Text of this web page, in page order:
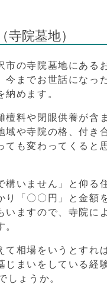
寺院墓地）
市の寺院墓地にある
今までお世話になっ
納めます。
檀料や閉眼供養が含
域や寺院の格、付き
ても変わってくると
構いません」と仰る
り
「 〇〇円」と金額
いますので、寺院に
。
て相場をいうとすれ
じまいをしている経
しょうか。